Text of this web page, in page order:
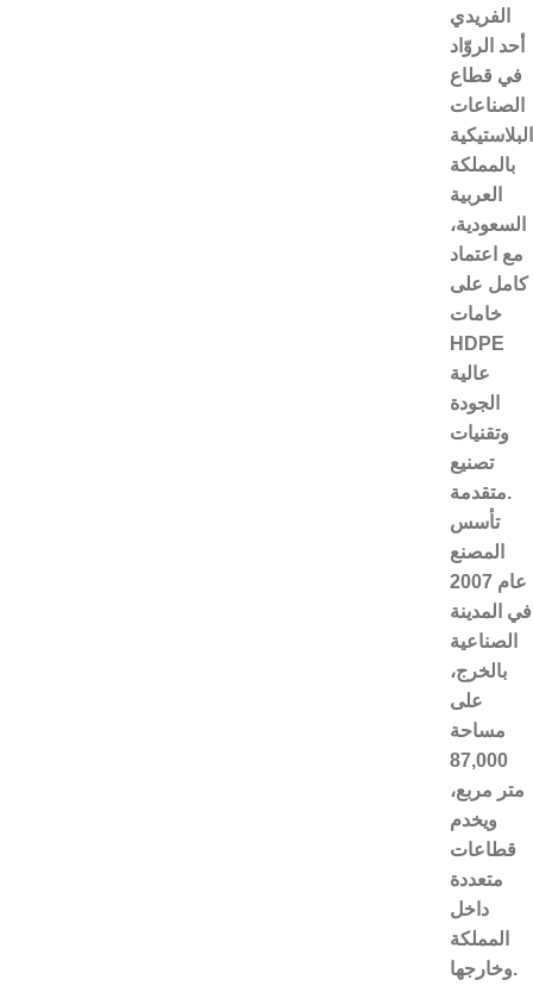
الفريدي
أحد الروّاد
في قطاع
الصناعات
البلاستيكية
بالمملكة
العربية
السعودية،
مع اعتماد
كامل على
خامات
HDPE
عالية
الجودة
وتقنيات
تصنيع
متقدمة.
تأسس
المصنع
عام 2007
في المدينة
الصناعية
بالخرج،
على
مساحة
87,000
متر مربع،
ويخدم
قطاعات
متعددة
داخل
المملكة
وخارجها.